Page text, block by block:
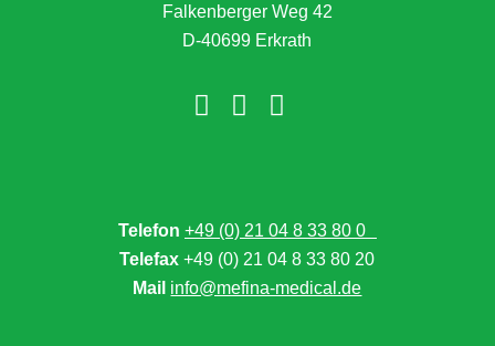
Falkenberger Weg 42
D-40699 Erkrath
Telefon +49 (0) 21 04 8 33 80 0
Telefax +49 (0) 21 04 8 33 80 20
Mail info@mefina-medical.de